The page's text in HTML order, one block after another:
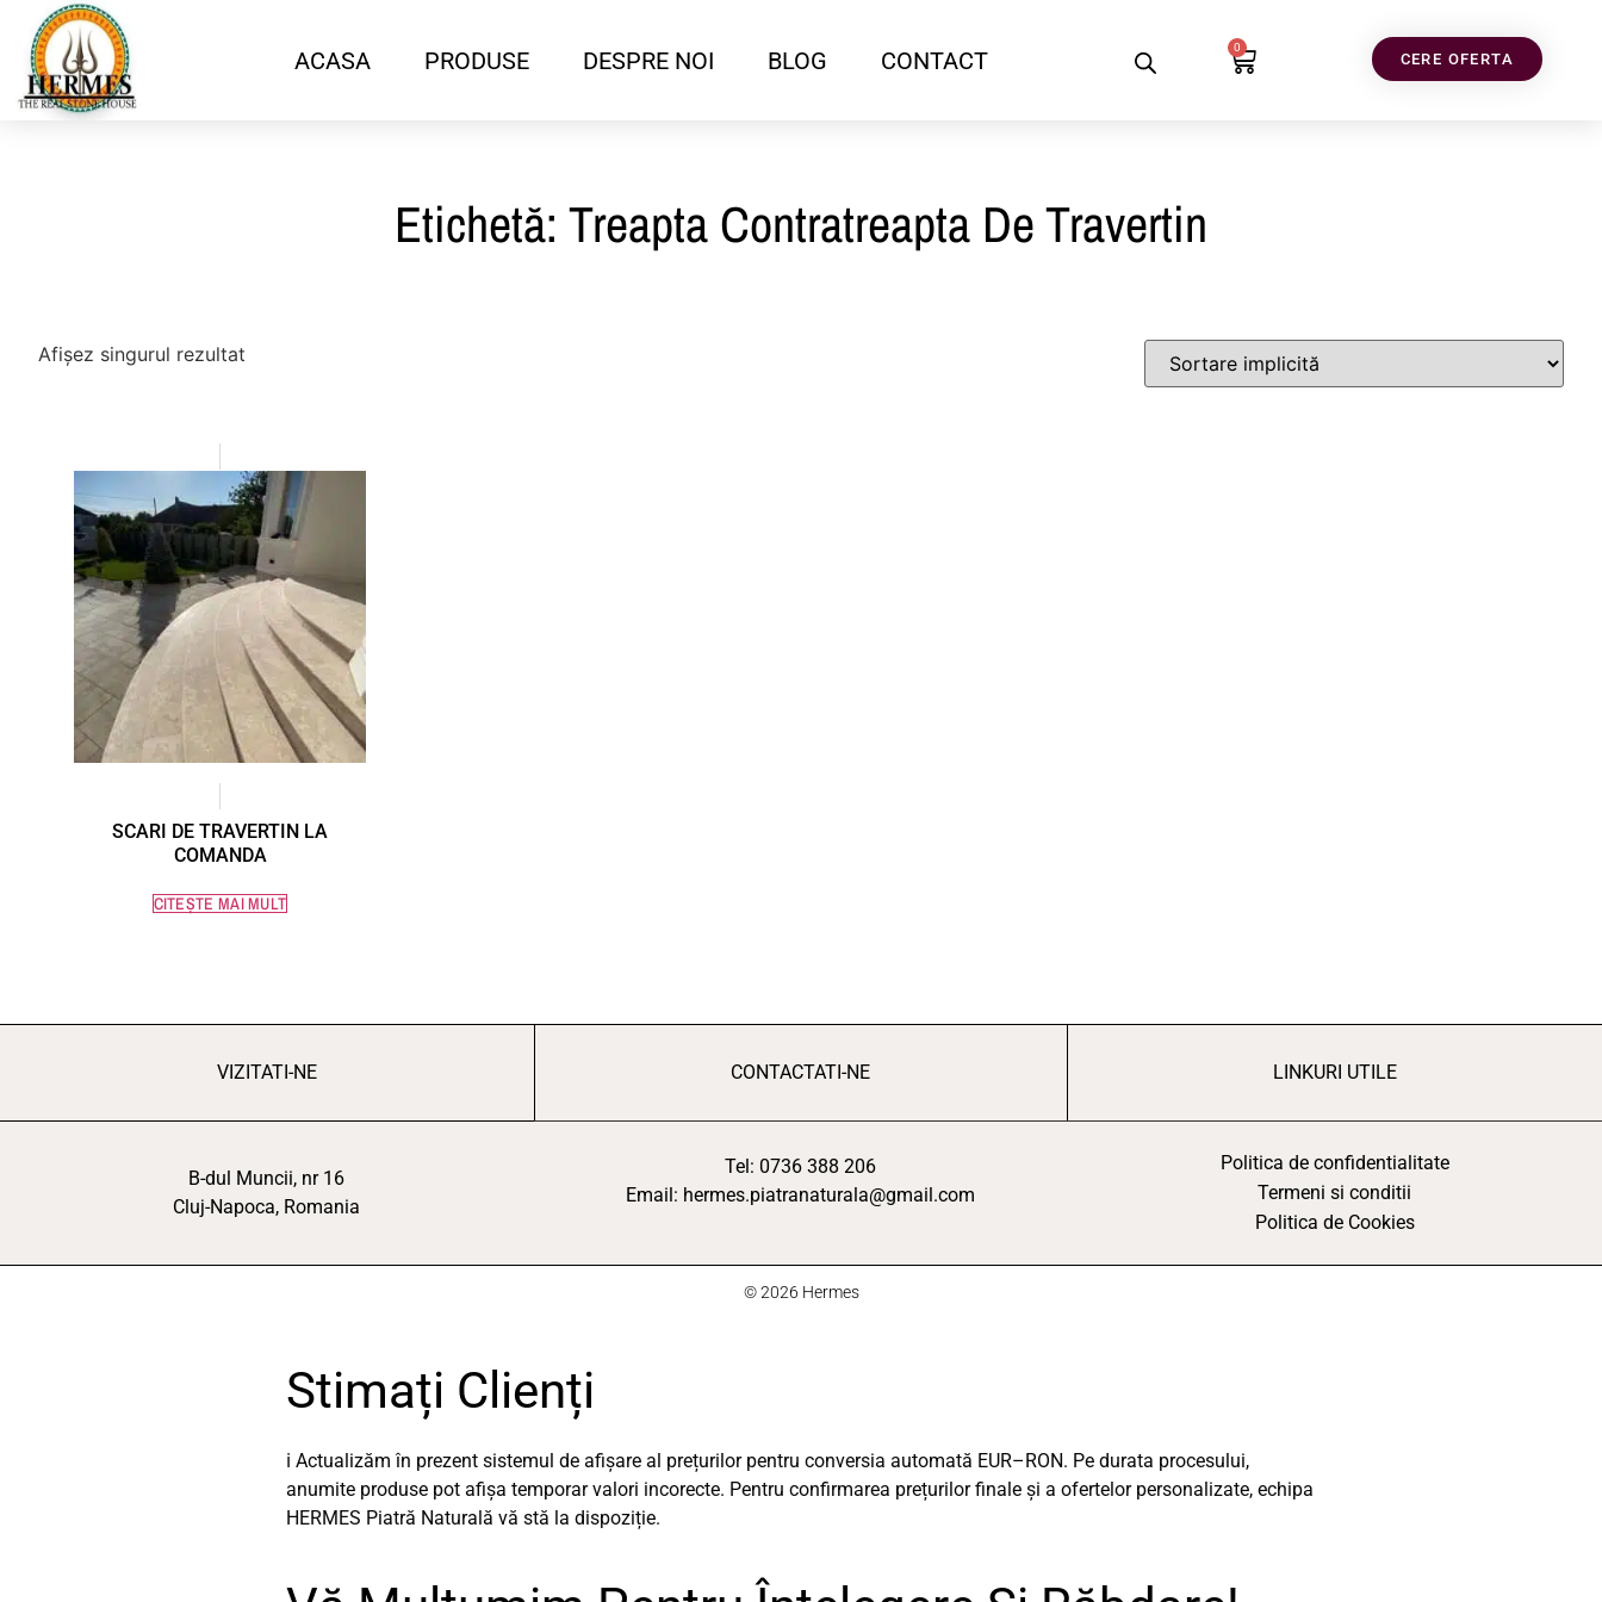
ACASA PRODUSE DESPRE NOI BLOG CONTACT 0
CERE OFERTA
Etichetă: Treapta Contratreapta De Travertin
Afișez singurul rezultat
SCARI DE TRAVERTIN LA
COMANDA
CITEȘTE MAI MULT
VIZITATI-NE
B-dul Muncii, nr 16
Cluj-Napoca, Romania
CONTACTATI-NE
Tel: 0736 388 206
Email: hermes.piatranaturala@gmail.com
LINKURI UTILE
Politica de confidentialitate
Termeni si conditii
Politica de Cookies
© 2026 Hermes
Stimați Clienți
ℹ️ Actualizăm în prezent sistemul de afișare al prețurilor pentru conversia automată EUR–RON. Pe durata procesului,
anumite produse pot afișa temporar valori incorecte. Pentru confirmarea prețurilor finale și a ofertelor personalizate, echipa
HERMES Piatră Naturală vă stă la dispoziție.